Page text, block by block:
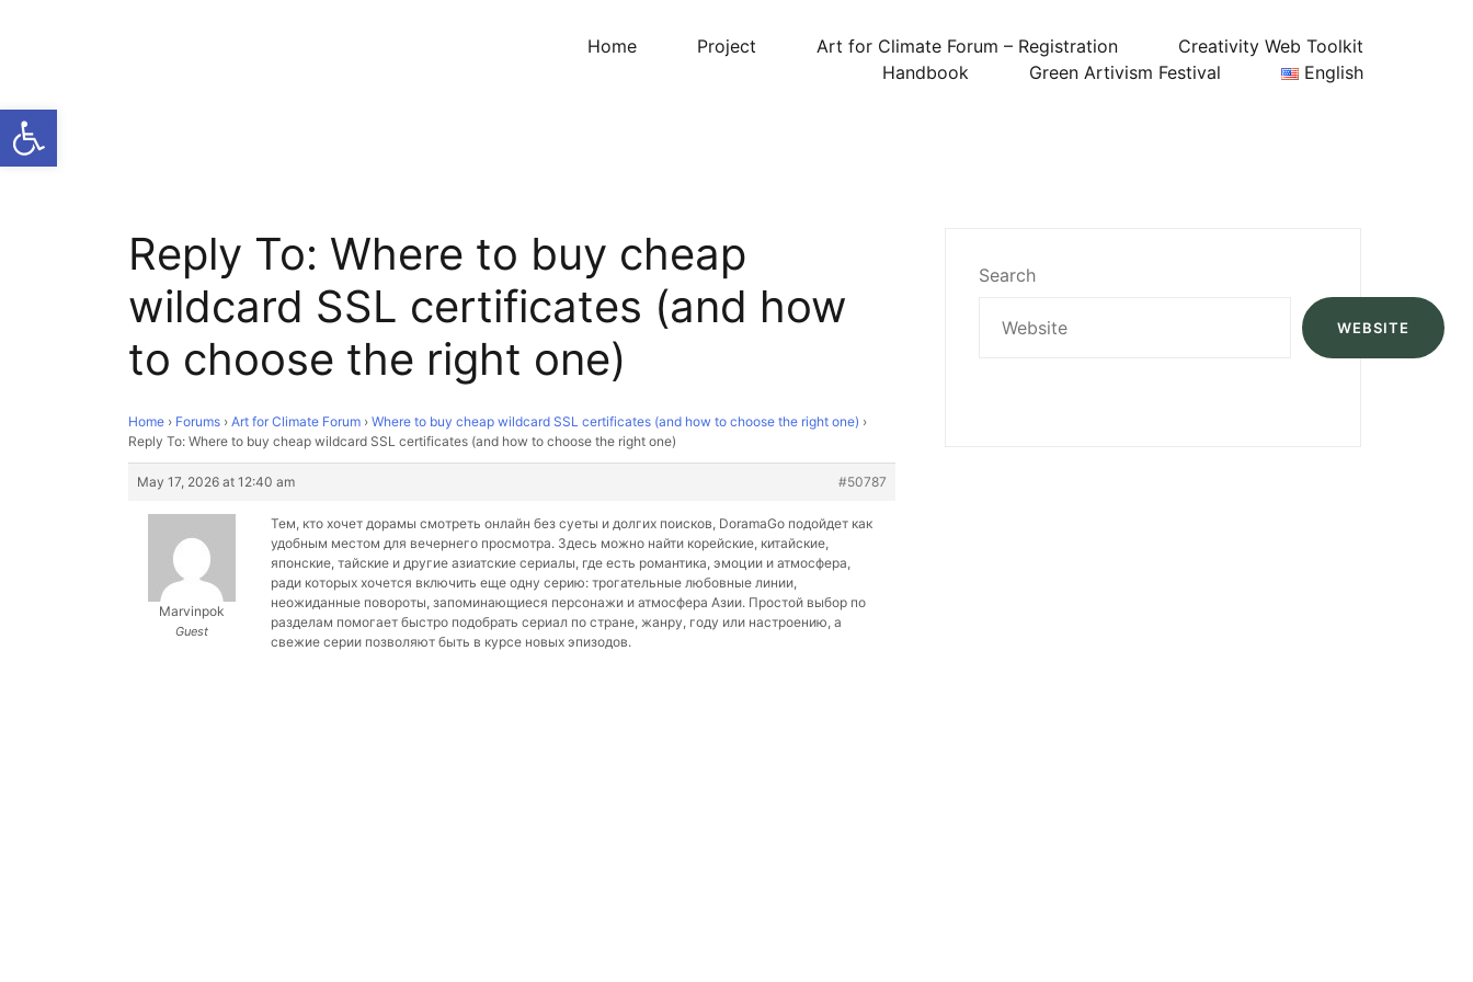
Open toolbar
Home Project Art for Climate Forum – Registration
Creativity Web Toolkit
Handbook
Green Artivism Festival English
Reply To: Where to buy cheap
wildcard SSL certificates (and how
to choose the right one)
Home › Forums › Art for Climate Forum › Where to buy cheap wildcard SSL certificates (and how to choose the right one) ›
Reply To: Where to buy cheap wildcard SSL certificates (and how to choose the right one)
May 17, 2026 at 12:40 am #50787
Marvinpok
Guest
Тем, кто хочет дорамы смотреть онлайн без суеты и долгих поисков, DoramaGo подойдет как
удобным местом для вечернего просмотра. Здесь можно найти корейские, китайские,
японские, тайские и другие азиатские сериалы, где есть романтика, эмоции и атмосфера,
ради которых хочется включить еще одну серию: трогательные любовные линии,
неожиданные повороты, запоминающиеся персонажи и атмосфера Азии. Простой выбор по
разделам помогает быстро подобрать сериал по стране, жанру, году или настроению, а
свежие серии позволяют быть в курсе новых эпизодов.
Search
WEBSITE